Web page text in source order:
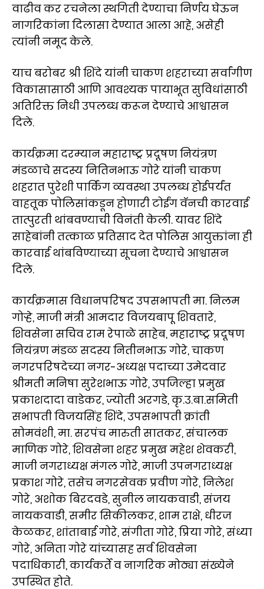
वाढीव कर रचनेला स्थगिती देण्याचा निर्णय घेऊन
नागरिकांना दिलासा देण्यात आला आहे, असेही
त्यांनी नमूद केले.
याच बरोबर श्री शिंदे यांनी चाकण शहराच्या सर्वांगीण
विकासासाठी आणि आवश्यक पायाभूत सुविधांसाठी
अतिरिक्त निधी उपलब्ध करून देण्याचे आश्वासन
दिले.
कार्यक्रमा दरम्यान महाराष्ट्र प्रदूषण नियंत्रण
मंडळाचे सदस्य नितिनभाऊ गोरे यांनी चाकण
शहरात पुरेशी पार्किंग व्यवस्था उपलब्ध होईपर्यंत
वाहतूक पोलिसांकडून होणारी टोईंग वॅनची कारवाई
तात्पुरती थांबवण्याची विनंती केली. यावर शिंदे
साहेबांनी तत्काळ प्रतिसाद देत पोलिस आयुक्तांना ही
कारवाई थांबविण्याच्या सूचना देण्याचे आश्वासन
दिले.
कार्यक्रमास विधानपरिषद उपसभापती मा. निलम
गोऱ्हे, माजी मंत्री आमदार विजयबापू शिवतारे,
शिवसेना सचिव राम रेपाळे साहेब, महाराष्ट्र प्रदूषण
नियंत्रण मंडळ सदस्य नितीनभाऊ गोरे, चाकण
नगरपरिषदेच्या नगर-अध्यक्ष पदाच्या उमेदवार
श्रीमती मनिषा सुरेशभाऊ गोरे, उपजिल्हा प्रमुख
प्रकाशदादा वाडेकर, ज्योती अरगडे, कृ.उ.बा.समिती
सभापती विजयसिंह शिंदे, उपसभापती क्रांती
सोमवंशी, मा. सरपंच मारुती सातकर, संचालक
माणिक गोरे, शिवसेना शहर प्रमुख महेश शेवकरी,
माजी नगराध्यक्ष मंगल गोरे, माजी उपनगराध्यक्ष
प्रकाश गोरे, तसेच नगरसेवक प्रवीण गोरे, निलेश
गोरे, अशोक बिरदवडे, सुनील नायकवाडी, संजय
नायकवाडी, समीर सिकीलकर, शाम राक्षे, धीरज
केळकर, शांताबाई गोरे, संगीता गोरे, प्रिया गोरे, संध्या
गोरे, अनिता गोरे यांच्यासह सर्व शिवसेना
पदाधिकारी, कार्यकर्ते व नागरिक मोठ्या संख्येने
उपस्थित होते.